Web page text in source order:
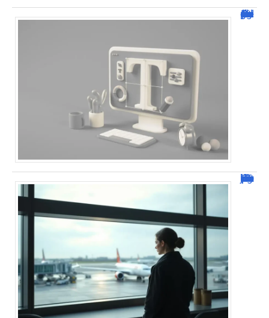
Dafont Police : guide complet pour télécharger !
Combien de jour pour un décès d’un parent à l’étranger ?